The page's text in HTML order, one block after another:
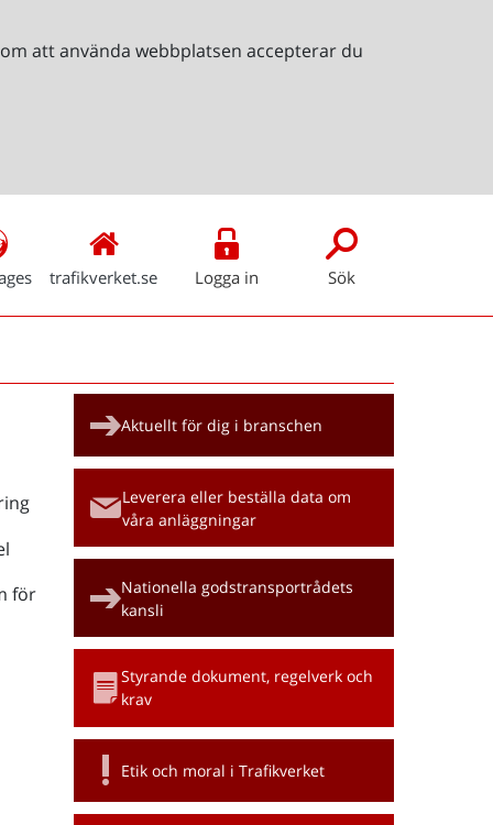
att använda webbplatsen accepterar du
trafikverket.se Logga in Sök
för
Aktuellt för dig i branschen
Leverera eller beställa data om
våra anläggningar
Nationella godstransportrådets
kansli
Styrande dokument, regelverk och
krav
Etik och moral i Trafikverket